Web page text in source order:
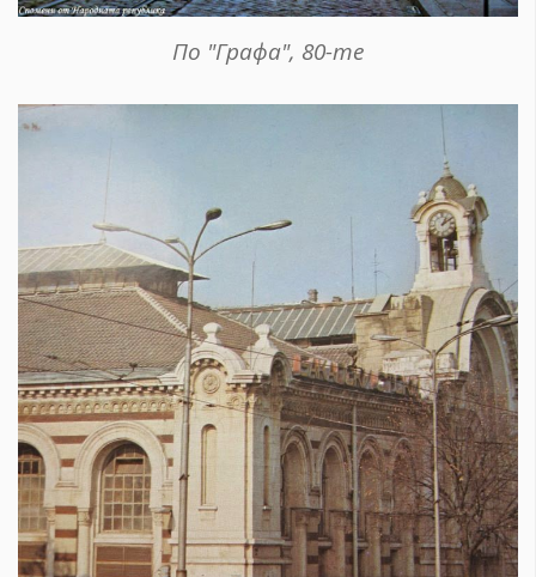
По "Графа", 80-те